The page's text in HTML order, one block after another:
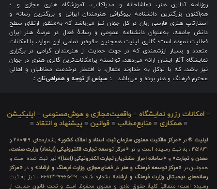
روزنامه آنلاین هنر، تماشاخانه و مدیاکلاب، آموزشگاه هنری مجازی و…؛
هم‌اکنون بزرگترین دانشنامه بیوگرافی هنرمندان ایرانی و بزرگترین رسانه و
استارتاپ هنری فارسی زبان در کل جهان نیز می‌باشد که به‌منظور ارتقای سطح
دانش جامعه، به‌عنوان دانشنامه عمومی و رسانهٔ فعال در عرصهٔ هنر ایران
فعالیت نموده است؛ گالری لیلیت همچنین علاوه‌بر تمامی این موارد، با امکانات
متعدد و بسیار ارزشمندی که در جهت حمایت از هنرمندان گرامی در برگزاری
نمایشگاه آثار ایشان ارائه می‌دهد، توانسته پرامکانات‌ترین گالری هنری در جهان
نیز باشد، که با توکل به خداوند متعال، با افتخار درخدمت مخاطبان و اهالی
محترم فرهنگ و هنر بوده و می‌باشد. .: سپاس از توجه و همراهی‌تان :.
≡ امکانات رزرو نمایشگاه ≡ واقعیت‌مجازی و هوش‌مصنوعی ≡ اپلیکیشن
≡همکاری ≡منابع‌مطالب ≡قوانین ≡پیشنهاد و انتقاد ≡
لیلیت ® در «مرکز مالکیت معنوی سازمان ثبت اسناد و املاک کشور»
بشماره‌های: ۲۸۰۹۲۹ و
۴۵۱۸۴۱ ، به ثبت رسیده است و در
«مرکز توسعه تجارت الکترونیکی (اینماد) وزارت صنعت،
معدن و تجارت» و «سامانه احراز مشتریان تجارت الکترونیکی (اِمتا)» نیز ثبت شده است و
همچنین در «مرکز توسعه فرهنگ و هنر در فضای‌مجازی وزارت فرهنگ و ارشاد» و در«مرکز
رسانه‌های دیجیتال وزارت فرهنگ و ارشاد»
بشماره شامَد: ۱-۳-۶۵-۷۱۲۳۹۹-۱-۱ ، نیز به ثبت
رسیده است؛ متعاقباً کلیهٔ حقوق مادی و معنوی محفوظ است و تحت قانون حمایت از